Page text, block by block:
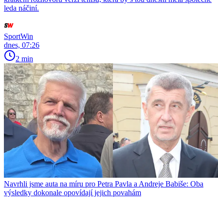
leda náčiní.
SportWin
dnes, 07:26
2 min
Navrhli jsme auta na míru pro Petra Pavla a Andreje Babiše: Oba
výsledky dokonale opovídají jejich povahám